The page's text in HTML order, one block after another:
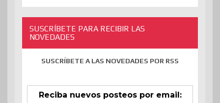
SUSCRÍBETE PARA RECIBIR LAS
NOVEDADES
SUSCRÍBETE A LAS NOVEDADES POR RSS
Reciba nuevos posteos por email: